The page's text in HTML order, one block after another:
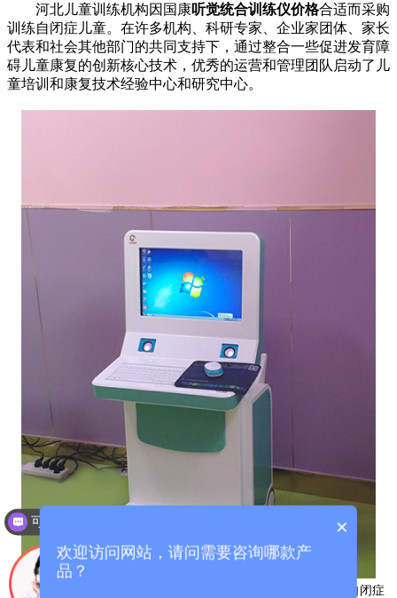
河北 儿童训练机构因国康听觉统合训练仪价格合适而采购
训练自闭症儿童。在许多机构、科研专家、企业家团体、家长
代表和社会其他部门的共同支持下，通过整合一些促进发育障
碍儿童康复的创新核心技术，优秀的运营和管理团队启动了儿
童培训和康复技术经验中心和研究中心。
河北儿童训练机构因国康听觉统合训练仪价格合适而采购训练自闭症
×
欢迎访问网站，请问需要咨询哪款产
品？